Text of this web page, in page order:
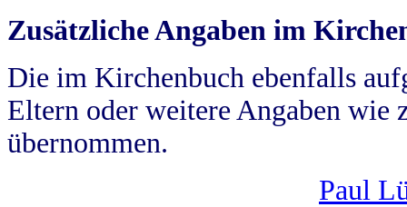
Zusätzliche Angaben im
Die im Kirchenbuch ebenfalls
Eltern oder weitere Angaben wie
übernommen.
Paul